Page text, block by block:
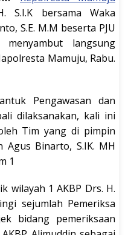
S.I.K bersama Waka
S.E. M.M beserta PJU
langsung
Mamuju, Rabu.
Pengawasan dan
dilaksanakan, kali ini
Tim yang di pimpin
Agus Binarto, S.IK. MH
1
wilayah 1 AKBP Drs. H.
sejumlah Pemeriksa
bidang pemeriksaan